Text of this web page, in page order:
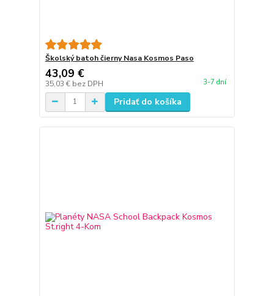
Školský batoh čierny Nasa Kosmos Paso
43,09 €
35,03 € bez DPH 3-7 dní
Pridať do košíka